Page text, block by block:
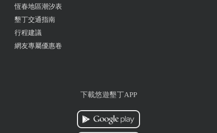
恆春地區潮汐表
墾丁交通指南
行程建議
網友專屬優惠卷
下載悠遊墾丁APP